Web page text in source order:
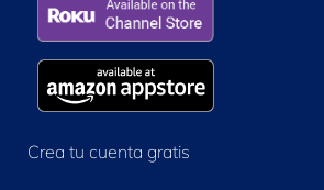
Crea tu cuenta gratis